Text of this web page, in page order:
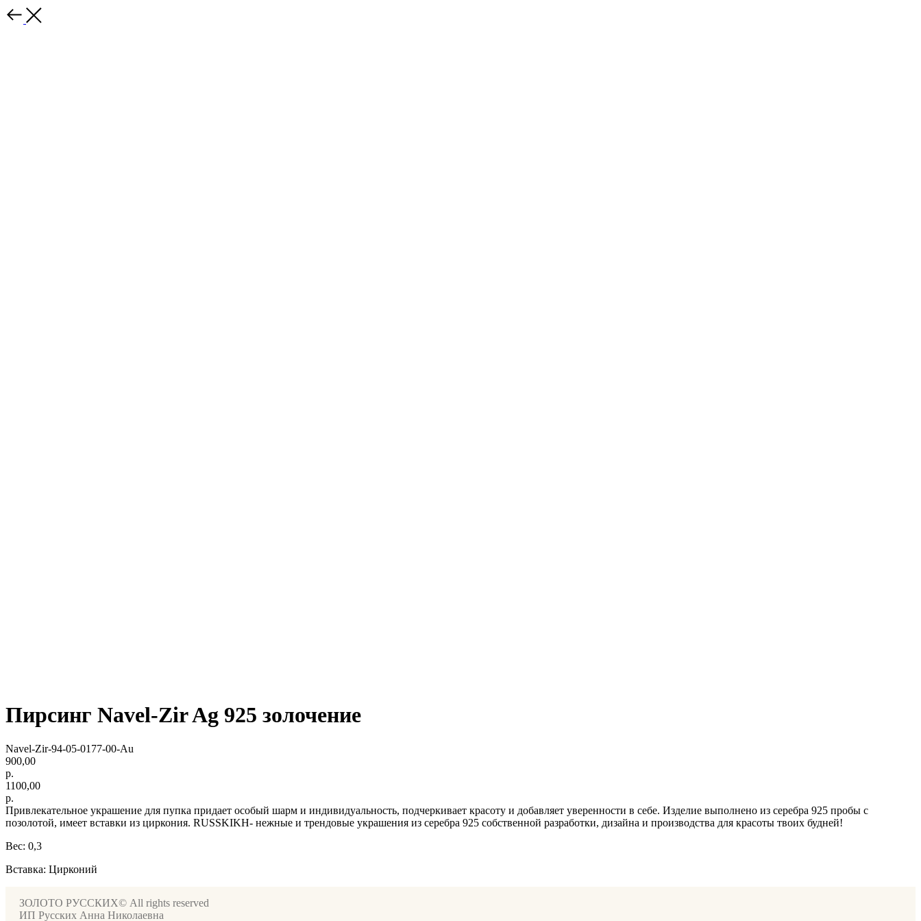
Пирсинг Navel-Zir Ag 925 золочение
Navel-Zir-94-05-0177-00-Au
900,00
р.
1100,00
р.
Привлекательное украшение для пупка придает особый шарм и индивидуальность, подчеркивает красоту и добавляет уверенности в себе. Изделие выполнено из серебра 925 пробы с
позолотой, имеет вставки из циркония. RUSSKIKH- нежные и трендовые украшения из серебра 925 собственной разработки, дизайна и производства для красоты твоих будней!
Вес: 0,3
Вставка: Цирконий
ЗОЛОТО РУССКИХ© All rights reserved
ИП Русских Анна Николаевна